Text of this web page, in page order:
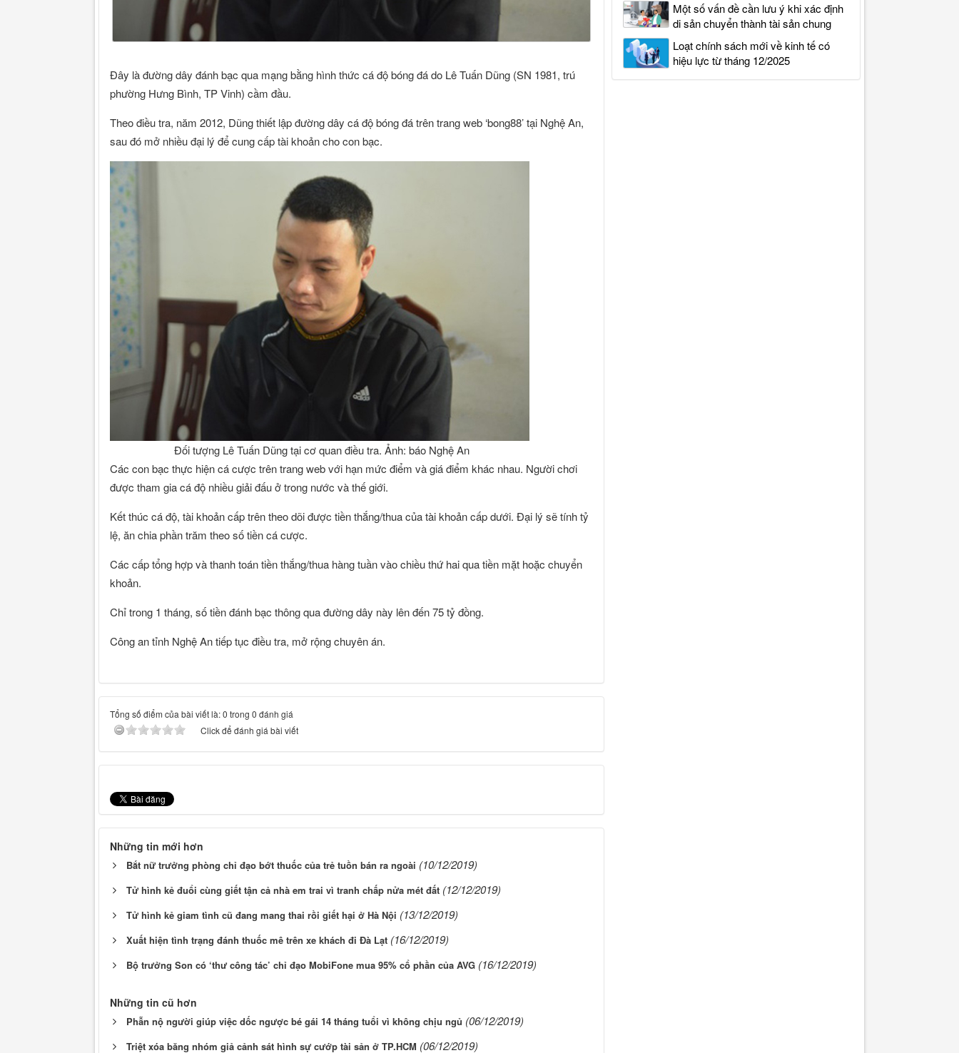
Đây là đường dây đánh bạc qua mạng bằng hình thức cá độ bóng đá do Lê Tuấn Dũng (SN 1981, trú
phường Hưng Bình, TP Vinh) cầm đầu.
Theo điều tra, năm 2012, Dũng thiết lập đường dây cá độ bóng đá trên trang web ‘bong88’ tại Nghệ An,
sau đó mở nhiều đại lý để cung cấp tài khoản cho con bạc.
Đối tượng Lê Tuấn Dũng tại cơ quan điều tra. Ảnh: báo Nghệ An
Các con bạc thực hiện cá cược trên trang web với hạn mức điểm và giá điểm khác nhau. Người chơi
được tham gia cá độ nhiều giải đấu ở trong nước và thế giới.
Kết thúc cá độ, tài khoản cấp trên theo dõi được tiền thắng/thua của tài khoản cấp dưới. Đại lý sẽ tính tỷ
lệ, ăn chia phần trăm theo số tiền cá cược.
Các cấp tổng hợp và thanh toán tiền thắng/thua hàng tuần vào chiều thứ hai qua tiền mặt hoặc chuyển
khoản.
Chỉ trong 1 tháng, số tiền đánh bạc thông qua đường dây này lên đến 75 tỷ đồng.
Công an tỉnh Nghệ An tiếp tục điều tra, mở rộng chuyên án.
Tổng số điểm của bài viết là: 0 trong 0 đánh giá
Click để đánh giá bài viết
Những tin mới hơn
Bắt nữ trưởng phòng chỉ đạo bớt thuốc của trẻ tuồn bán ra ngoài (10/12/2019)
Tử hình kẻ đuổi cùng giết tận cả nhà em trai vì tranh chấp nửa mét đất (12/12/2019)
Tử hình kẻ giam tình cũ đang mang thai rồi giết hại ở Hà Nội (13/12/2019)
Xuất hiện tình trạng đánh thuốc mê trên xe khách đi Đà Lạt (16/12/2019)
Bộ trưởng Son có ‘thư công tác’ chỉ đạo MobiFone mua 95% cổ phần của AVG (16/12/2019)
Những tin cũ hơn
Phẫn nộ người giúp việc dốc ngược bé gái 14 tháng tuổi vì không chịu ngủ (06/12/2019)
Triệt xóa băng nhóm giả cảnh sát hình sự cướp tài sản ở TP.HCM (06/12/2019)
Một số vấn đề cần lưu ý khi xác định
di sản chuyển thành tài sản chung
Loạt chính sách mới về kinh tế có
hiệu lực từ tháng 12/2025